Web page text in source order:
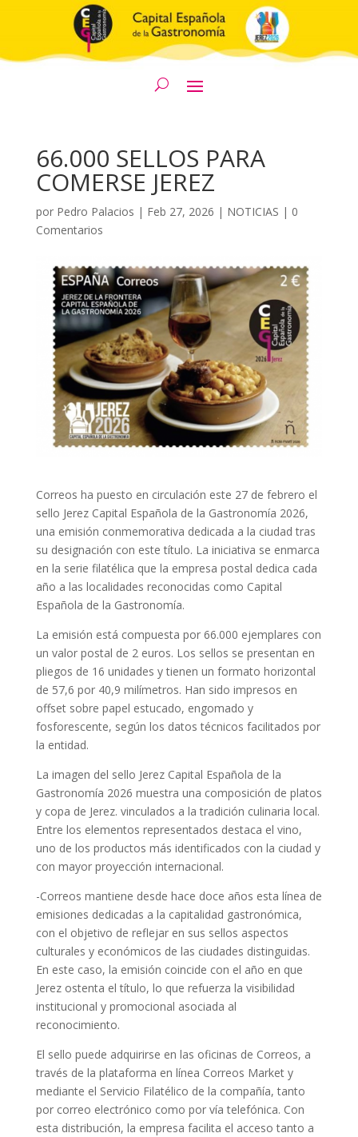
66.000 SELLOS PARA
COMERSE JEREZ
por Pedro Palacios | Feb 27, 2026 | NOTICIAS | 0
Comentarios
Correos ha puesto en circulación este 27 de febrero el
sello Jerez Capital Española de la Gastronomía 2026,
una emisión conmemorativa dedicada a la ciudad tras
su designación con este título. La iniciativa se enmarca
en la serie filatélica que la empresa postal dedica cada
año a las localidades reconocidas como Capital
Española de la Gastronomía.
La emisión está compuesta por 66.000 ejemplares con
un valor postal de 2 euros. Los sellos se presentan en
pliegos de 16 unidades y tienen un formato horizontal
de 57,6 por 40,9 milímetros. Han sido impresos en
offset sobre papel estucado, engomado y
fosforescente, según los datos técnicos facilitados por
la entidad.
La imagen del sello Jerez Capital Española de la
Gastronomía 2026 muestra una composición de platos
y copa de Jerez. vinculados a la tradición culinaria local.
Entre los elementos representados destaca el vino,
uno de los productos más identificados con la ciudad y
con mayor proyección internacional.
-Correos mantiene desde hace doce años esta línea de
emisiones dedicadas a la capitalidad gastronómica,
con el objetivo de reflejar en sus sellos aspectos
culturales y económicos de las ciudades distinguidas.
En este caso, la emisión coincide con el año en que
Jerez ostenta el título, lo que refuerza la visibilidad
institucional y promocional asociada al
reconocimiento.
El sello puede adquirirse en las oficinas de Correos, a
través de la plataforma en línea Correos Market y
mediante el Servicio Filatélico de la compañía, tanto
por correo electrónico como por vía telefónica. Con
esta distribución, la empresa facilita el acceso tanto a